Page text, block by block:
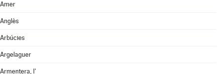
Amer
Anglès
Arbúcies
Argelaguer
Armentera, l'